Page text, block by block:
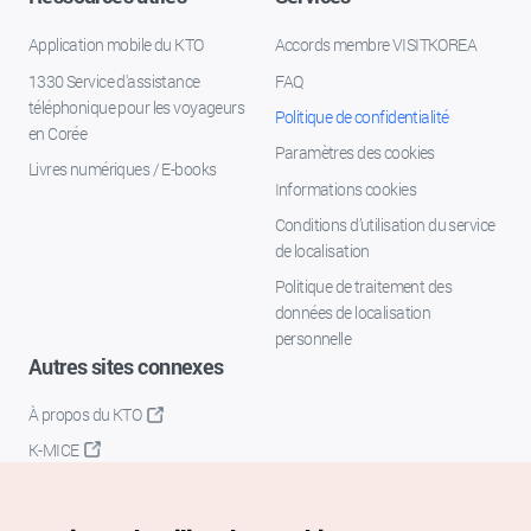
Application mobile du KTO
1330 Service d'assistance
téléphonique pour les voyageurs
en Corée
Livres numériques / E-books
Accords membre VISITKOREA
FAQ
Politique de confidentialité
Paramètres des cookies
Informations cookies
Conditions d’utilisation du service
de localisation
Politique de traitement des
données de localisation
personnelle
Autres sites connexes
À propos du KTO
K-MICE